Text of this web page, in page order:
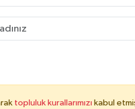
topluluk kurallarımızı kabul